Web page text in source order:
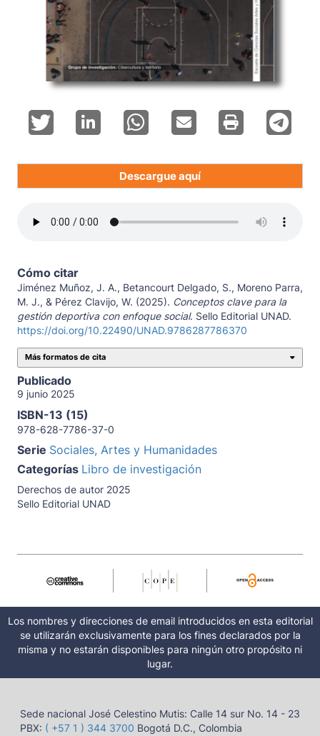
Descargue aquí
ISBN-13 (15)
978-628-7786-37-0
Cómo citar
Jiménez Muñoz, J. A., Betancourt Delgado, S., Moreno Parra,
M. J., & Pérez Clavijo, W. (2025). Conceptos clave para la
gestión deportiva con enfoque social. Sello Editorial UNAD.
https://doi.org/10.22490/UNAD.9786287786370
Más formatos de cita
Serie Sociales, Artes y Humanidades
Categorías Libro de investigación
Derechos de autor 2025
Sello Editorial UNAD
Publicado
9 junio 2025
Los nombres y direcciones de email introducidos en esta editorial
se utilizarán exclusivamente para los fines declarados por la
misma y no estarán disponibles para ningún otro propósito ni
lugar.
Sede nacional José Celestino Mutis: Calle 14 sur No. 14 - 23
PBX: ( +57 1 ) 344 3700 Bogotá D.C., Colombia